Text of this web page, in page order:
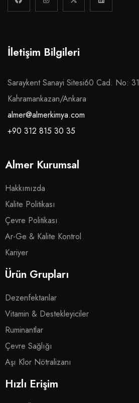
İletişim Bilgileri
Saraykent Sanayi Sitesi60 Cad. No: 31
Kahramankazan/Ankara
almer@almerkimya.com
+90 312 815 30 35
Almer Kurumsal
Hakkımızda
Kalite Politikası
Çevre Politikası
Ar-Ge & Kalite Kontrol
Kariyer
Ürün Grupları
Dezenfektanlar
Vitamin & Destekleyiciler
Ruminantlar
Çevre Sağlığı
Aşı Klor Nötralizanı
Hızlı Erişim